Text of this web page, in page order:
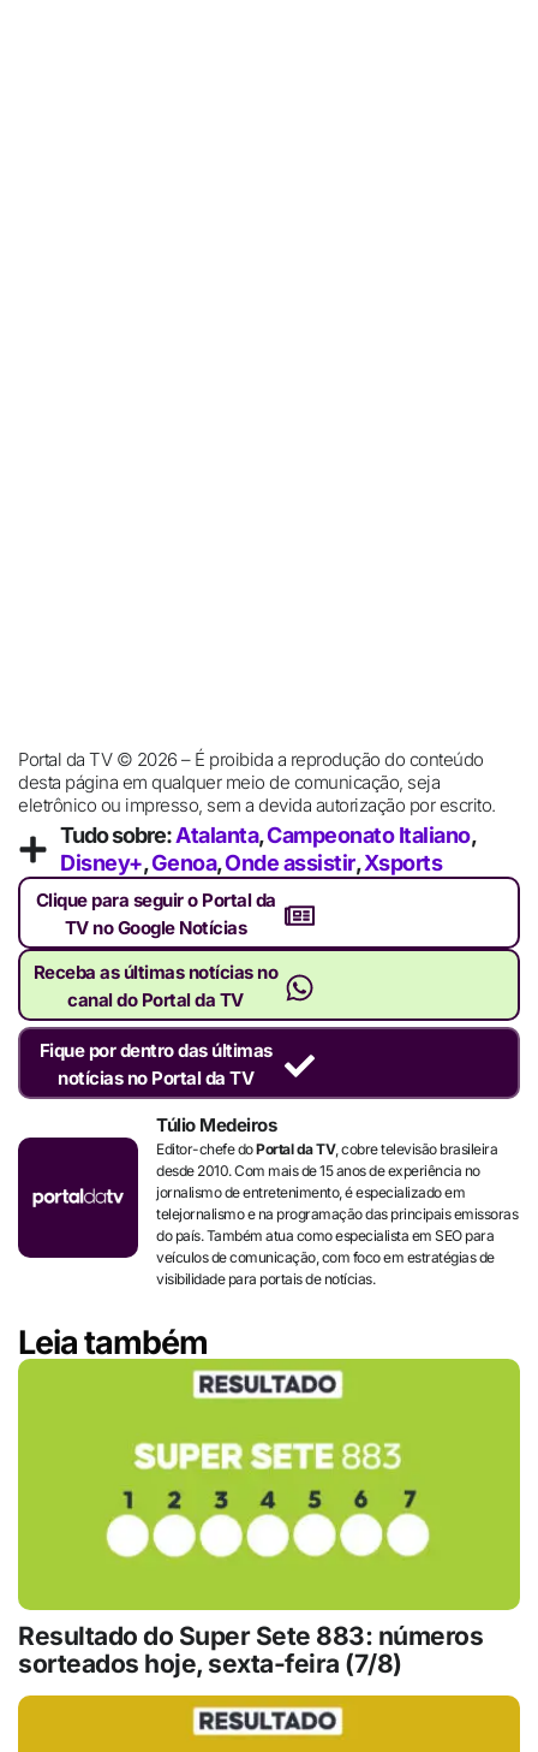
Portal da TV © 2026 – É proibida a reprodução do conteúdo
desta página em qualquer meio de comunicação, seja
eletrônico ou impresso, sem a devida autorização por escrito.
Tudo sobre:Atalanta,Campeonato Italiano,
Disney+,Genoa,Onde assistir,Xsports
Clique para seguir o Portal da
TV no Google Notícias
Receba as últimas notícias no
canal do Portal da TV
Fique por dentro das últimas
notícias no Portal da TV
Túlio Medeiros
Editor-chefe doPortal da TV, cobre televisão brasileira
desde 2010. Com mais de 15 anos de experiência no
jornalismo de entretenimento, é especializado em
telejornalismo e na programação das principais emissoras
do país. Também atua como especialista em SEO para
veículos de comunicação, com foco em estratégias de
visibilidade para portais de notícias.
Leia também
Resultado do Super Sete 883: números
sorteados hoje, sexta-feira (7/8)